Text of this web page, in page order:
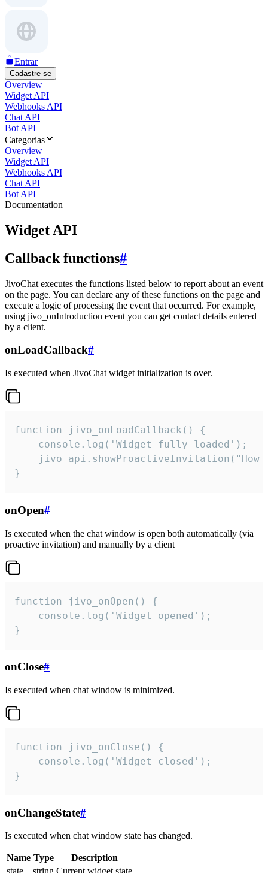
Entrar
Cadastre-se
Overview
Widget API
Webhooks API
Chat API
Bot API
Categorias
Overview
Widget API
Webhooks API
Chat API
Bot API
Documentation
Widget API
Callback functions#
JivoChat executes the functions listed below to report about an event
on the page. You can declare any of these functions on the page and
execute a logic of processing the event that occurred. For example,
using jivo_onIntroduction event you can get contact details entered
by a client.
onLoadCallback#
Is executed when JivoChat widget initialization is over.
function jivo_onLoadCallback() {
    console.log('Widget fully loaded');
jivo_api.showProactiveInvitation("How
}
onOpen#
Is executed when the chat window is open both automatically (via
proactive invitation) and manually by a client
function jivo_onOpen() {
    console.log('Widget opened');
}
onClose#
Is executed when chat window is minimized.
function jivo_onClose() {
    console.log('Widget closed');
}
onChangeState#
Is executed when chat window state has changed.
Name Type
Description